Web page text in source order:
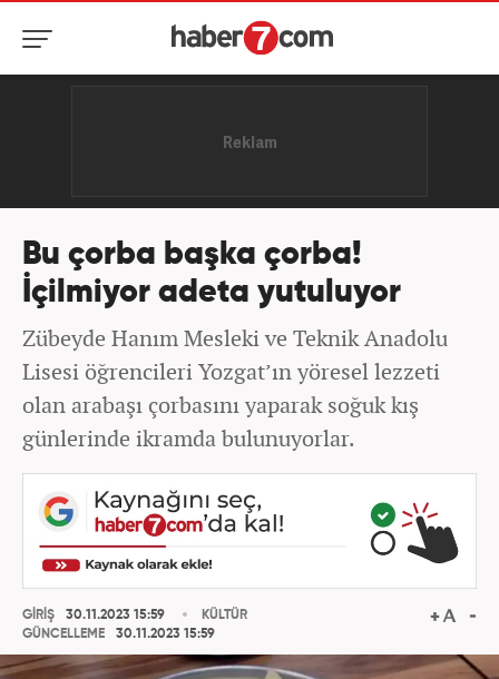
Bu çorba başka çorba!
İçilmiyor adeta yutuluyor
Zübeyde Hanım Mesleki ve Teknik Anadolu
Lisesi öğrencileri Yozgat’ın yöresel lezzeti
olan arabaşı çorbasını yaparak soğuk kış
günlerinde ikramda bulunuyorlar.
GİRİŞ
30.11.2023 15:59
GÜNCELLEME
30.11.2023 15:59
KÜLTÜR